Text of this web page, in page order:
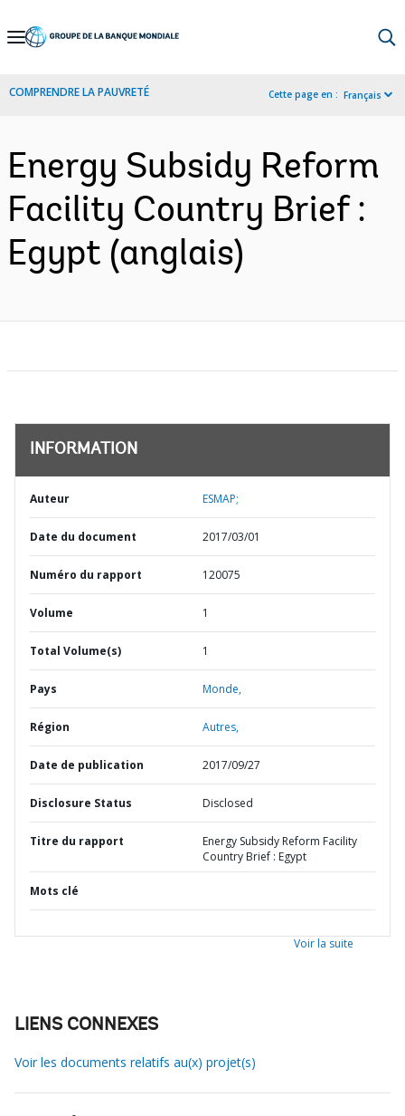
Skip
Navigation
COMPRENDRE LA PAUVRETÉ Cette page en : Français
Energy Subsidy Reform
Facility Country Brief :
Egypt (anglais)
INFORMATION
Auteur ESMAP;
Date du document 2017/03/01
Numéro du rapport 120075
Volume 1
Total Volume(s) 1
Pays Monde,
Région Autres,
Date de publication 2017/09/27
Disclosure Status Disclosed
Titre du rapport
Energy Subsidy Reform Facility
Country Brief : Egypt
Mots clé
Voir la suite
LIENS CONNEXES
Voir les documents relatifs au(x) projet(s)